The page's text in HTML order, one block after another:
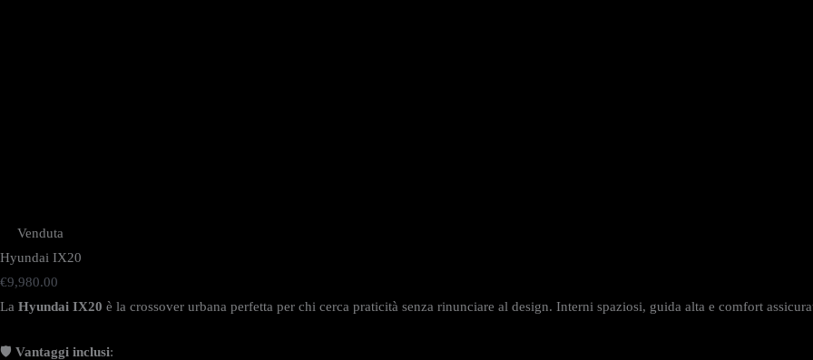
Venduta
Hyundai IX20
€9,980.00
La Hyundai IX20 è la crossover urbana perfetta per chi cerca praticità senza rinunciare al design. Interni spaziosi, guida alta e comfort
🛡️ Vantaggi inclusi: